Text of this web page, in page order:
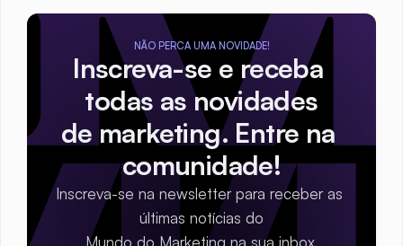
NÃO PERCA UMA NOVIDADE!
Inscreva-se e receba
todas as novidades
de marketing. Entre na
comunidade!
Inscreva-se na newsletter para receber as
últimas notícias do
Mundo do Marketing na sua inbox.